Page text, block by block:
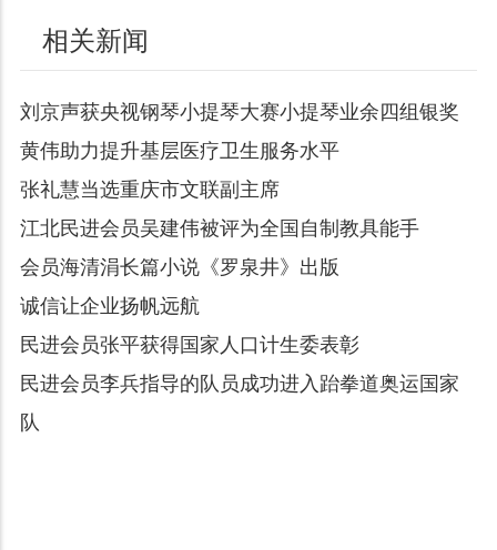
相关新闻
刘京声获央视钢琴小提琴大赛小提琴业余四组银奖
黄伟助力提升基层医疗卫生服务水平
张礼慧当选重庆市文联副主席
江北民进会员吴建伟被评为全国自制教具能手
会员海清涓长篇小说《罗泉井》出版
诚信让企业扬帆远航
民进会员张平获得国家人口计生委表彰
民进会员李兵指导的队员成功进入跆拳道奥运国家
队